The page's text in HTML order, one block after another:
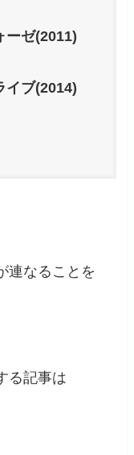
ーゼ(2011)
イブ(2014)
連なることを
る記事は